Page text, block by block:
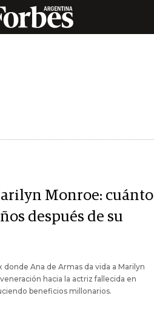
Monroe: cuánto
después de su
Ana de Armas da vida a Marilyn
hacia la actriz fallecida en
beneficios millonarios.